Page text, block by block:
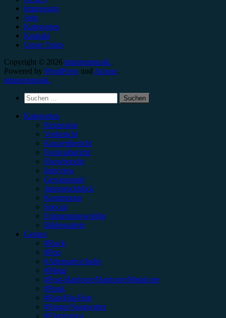
Impressum
Jobs
Kategorien
Kontakt
Unser Team
Copyright © 2026 minutenmusik..
Powered by WordPress und Arouse.
minutenmusik.
Suchen
nach:
Kategorien
Rezension
Vorbericht
Konzertbericht
Festivalbericht
Showbericht
Interview
Gewinnspiel
Jahresrückblick
Kommentar
Special
Erinnerungswürdig
Bildergalerie
Genres
#Rock
#Pop
#Alternative/Indie
#Metal
#Post-Hardcore/Hardcore/Metalcore
#Punk
#Rap/Hip-Hop
#Singer/Songwriter
#Electronica